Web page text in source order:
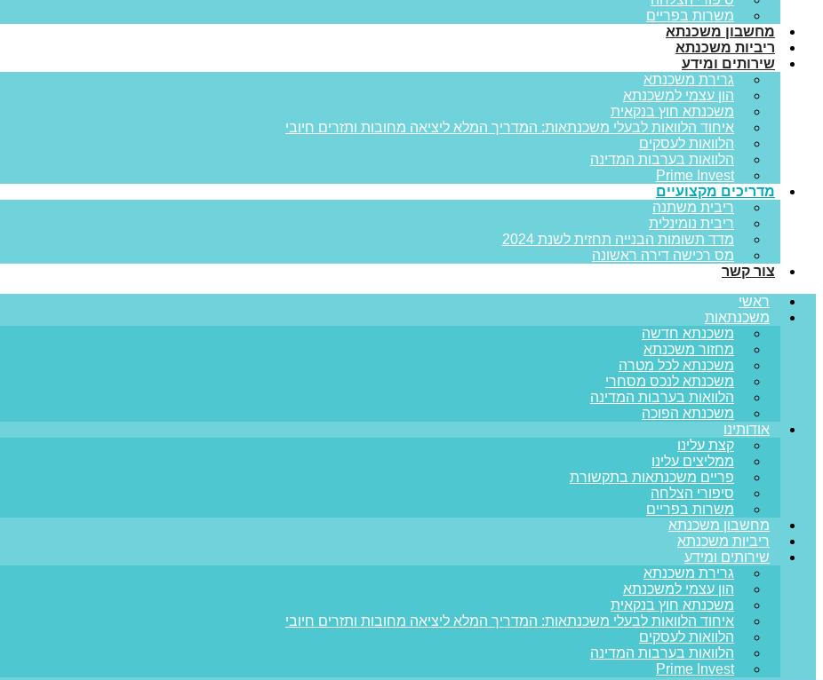
משרות בפריים
מחשבון משכנתא
ריביות משכנתא
שירותים ומידע
גרירת משכנתא
הון עצמי למשכנתא
משכנתא חוץ בנקאית
איחוד הלוואות לבעלי משכנתאות: המדריך המלא ליציאה מחובות ותזרים חיובי
הלוואות לעסקים
הלוואות בערבות המדינה
Prime Invest
מדריכים מקצועיים
ריבית משתנה
ריבית נומינלית
מדד תשומות הבנייה תחזית לשנת 2024
מס רכישה דירה ראשונה
צור קשר
ראשי
משכנתאות
משכנתא חדשה
מחזור משכנתא
משכנתא לכל מטרה
משכנתא לנכס מסחרי
הלוואות בערבות המדינה
משכנתא הפוכה
אודותינו
קצת עלינו
ממליצים עלינו
פריים משכנתאות בתקשורת
סיפורי הצלחה
משרות בפריים
מחשבון משכנתא
ריביות משכנתא
שירותים ומידע
גרירת משכנתא
הון עצמי למשכנתא
משכנתא חוץ בנקאית
איחוד הלוואות לבעלי משכנתאות: המדריך המלא ליציאה מחובות ותזרים חיובי
הלוואות לעסקים
הלוואות בערבות המדינה
Prime Invest